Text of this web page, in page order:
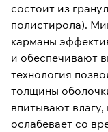
состоит из
полистирола).
карманы
и обеспечивают
технология
толщины
впитывают
ослабевает со